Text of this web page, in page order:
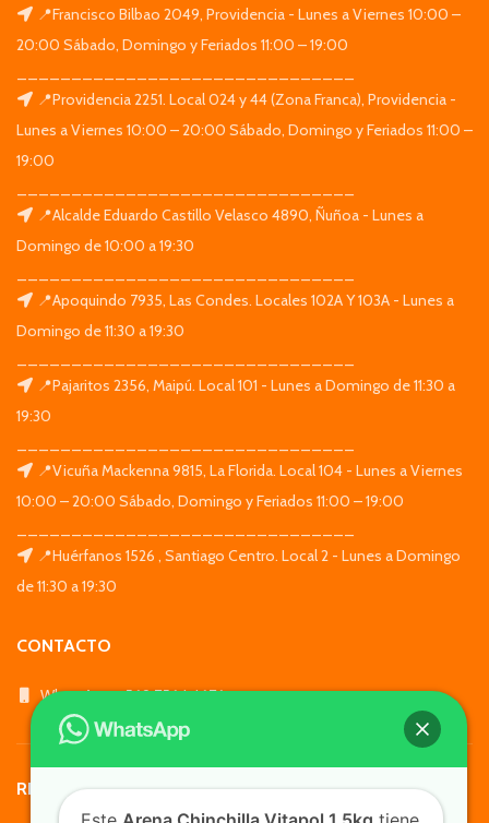
📍Francisco Bilbao 2049, Providencia - Lunes a Viernes 10:00 –
20:00 Sábado, Domingo y Feriados 11:00 – 19:00
📍Providencia 2251. Local 024 y 44 (Zona Franca), Providencia -
Lunes a Viernes 10:00 – 20:00 Sábado, Domingo y Feriados 11:00 –
19:00
📍Alcalde Eduardo Castillo Velasco 4890, Ñuñoa - Lunes a
Domingo de 10:00 a 19:30
📍Apoquindo 7935, Las Condes. Locales 102A Y 103A - Lunes a
Domingo de 11:30 a 19:30
📍Pajaritos 2356, Maipú. Local 101 - Lunes a Domingo de 11:30 a
19:30
📍Vicuña Mackenna 9815, La Florida. Local 104 - Lunes a Viernes
10:00 – 20:00 Sábado, Domingo y Feriados 11:00 – 19:00
📍Huérfanos 1526 , Santiago Centro. Local 2 - Lunes a Domingo
de 11:30 a 19:30
CONTACTO
WhatsApp: +569 7564 4676
REDES SOCIALES